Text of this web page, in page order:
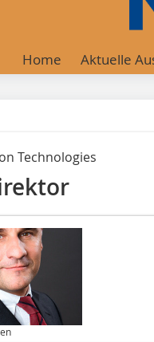
Home Aktuelle
Technologies